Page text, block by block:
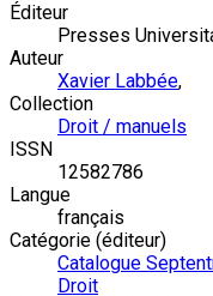
Éditeur
Presses
Auteur
Xavier Labbée,
Collection
Droit / manuels
ISSN
12582786
Langue
français
Catégorie (éditeur)
Catalogue
Droit